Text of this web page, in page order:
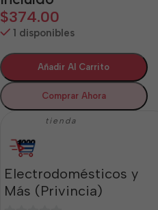
$374.00
1 disponibles
Añadir Al Carrito
Comprar Ahora
tienda
Electrodomésticos y
Más (Privincia)